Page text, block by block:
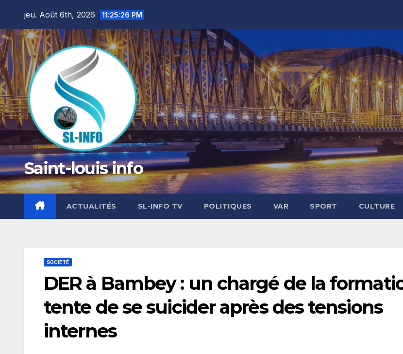
content
jeu. Août 6th, 2026 11:25:28 PM
Saint-louis info
ACTUALITÉS SL-INFO TV POLITIQUES VAR SPORT CULTURE
SOCIÉTÉ
DER à Bambey : un chargé de la
tente de se suicider après des tensions
internes